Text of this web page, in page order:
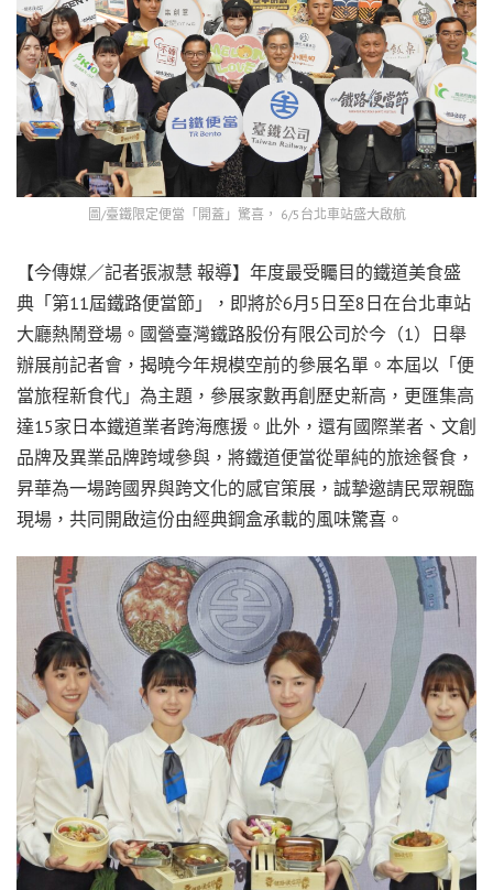
圖/臺鐵限定便當「開蓋」驚喜， 6/5台北車站盛大啟航
【今傳媒／記者張淑慧 報導】年度最受矚目的鐵道美食盛
典「第11屆鐵路便當節」，即將於6月5日至8日在台北車站
大廳熱鬧登場。國營臺灣鐵路股份有限公司於今（1）日舉
辦展前記者會，揭曉今年規模空前的參展名單。本屆以「便
當旅程新食代」為主題，參展家數再創歷史新高，更匯集高
達15家日本鐵道業者跨海應援。此外，還有國際業者、文創
品牌及異業品牌跨域參與，將鐵道便當從單純的旅途餐食，
昇華為一場跨國界與跨文化的感官策展，誠摯邀請民眾親臨
現場，共同開啟這份由經典鋼盒承載的風味驚喜。